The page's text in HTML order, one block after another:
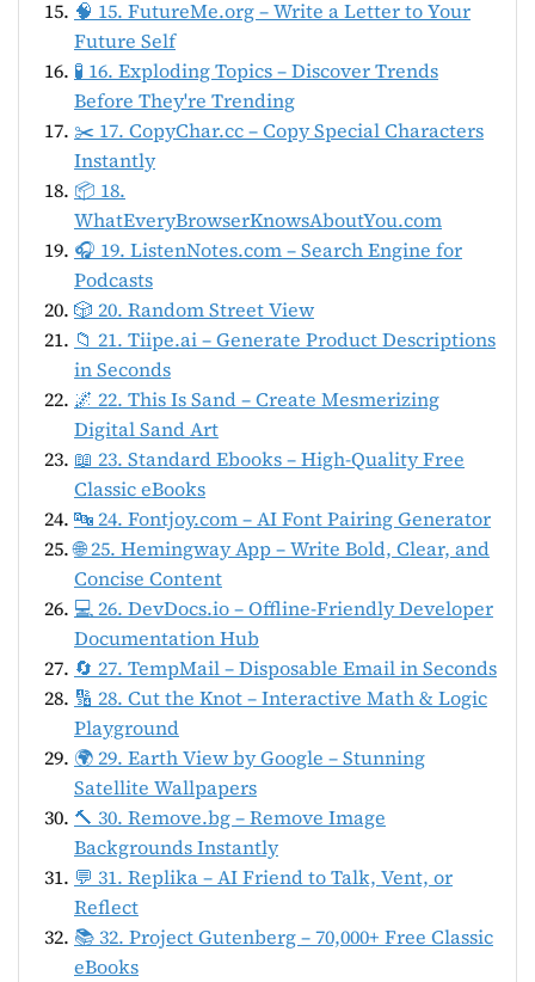
🧠 15. FutureMe.org – Write a Letter to Your
Future Self
🧪 16. Exploding Topics – Discover Trends
Before They're Trending
✂️ 17. CopyChar.cc – Copy Special Characters
Instantly
📦 18.
WhatEveryBrowserKnowsAboutYou.com
🎧 19. ListenNotes.com – Search Engine for
Podcasts
🎲 20. Random Street View
📁 21. Tiipe.ai – Generate Product Descriptions
in Seconds
🌌 22. This Is Sand – Create Mesmerizing
Digital Sand Art
📖 23. Standard Ebooks – High-Quality Free
Classic eBooks
🔤 24. Fontjoy.com – AI Font Pairing Generator
🌐 25. Hemingway App – Write Bold, Clear, and
Concise Content
💻 26. DevDocs.io – Offline-Friendly Developer
Documentation Hub
🔄 27. TempMail – Disposable Email in Seconds
🔢 28. Cut the Knot – Interactive Math & Logic
Playground
🌍 29. Earth View by Google – Stunning
Satellite Wallpapers
🔨 30. Remove.bg – Remove Image
Backgrounds Instantly
💬 31. Replika – AI Friend to Talk, Vent, or
Reflect
📚 32. Project Gutenberg – 70,000+ Free Classic
eBooks